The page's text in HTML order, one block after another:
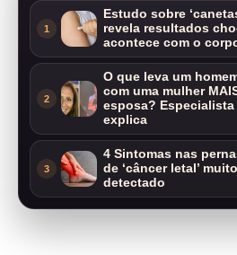
1
Estudo sobre
revela resultados
acontece com o
2
O que leva um
com uma mulher
esposa?
explica
3
4 Sintomas nas
de ‘câncer letal’
detectado